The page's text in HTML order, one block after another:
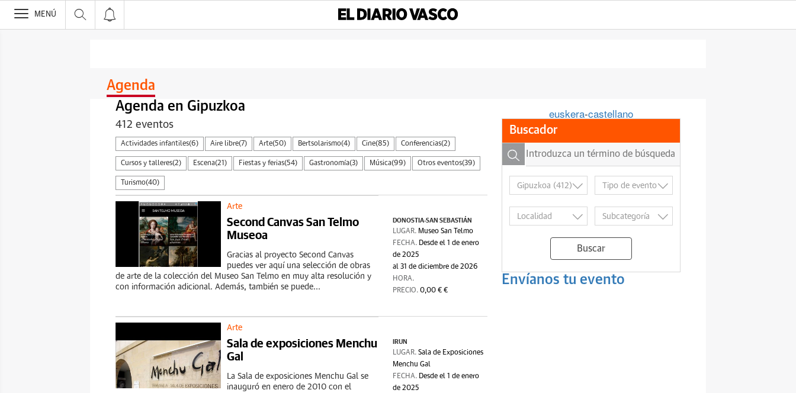
>
MENÚ
Agenda
Agenda en Gipuzkoa
412 eventos
Actividades infantiles(6) Aire libre(7) Arte(50) Bertsolarismo(4) Cine(85) Conferencias(2)
Cursos y talleres(2) Escena(21) Fiestas y ferias(54) Gastronomía(3) Música(99) Otros eventos(39)
Turismo(40)
Arte
Second Canvas San Telmo
Museoa
Gracias al proyecto Second Canvas
puedes ver aquí una selección de obras
de arte de la colección del Museo San Telmo en muy alta resolución y
con información adicional. Además, también se puede...
DONOSTIA-SAN SEBASTIÁN
LUGAR. Museo San Telmo
FECHA. Desde el 1 de enero
de 2025
al 31 de diciembre de 2026
HORA.
PRECIO.0,00 € €
Arte
Sala de exposiciones Menchu
Gal
La Sala de exposiciones Menchu Gal se
inauguró en enero de 2010 con el
IRUN
LUGAR.Sala de Exposiciones
Menchu Gal
FECHA. Desde el 1 de enero
de 2025
euskera-castellano
Buscador
Buscar
Envíanos tu evento